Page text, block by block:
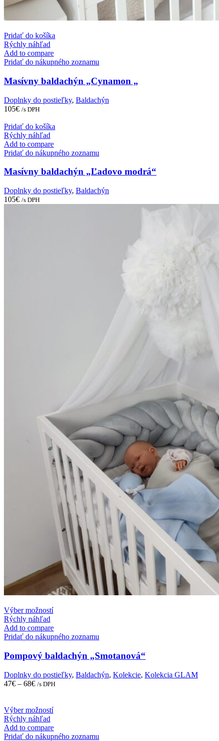
Pridať do košíka
Rýchly náhľad
Add to compare
Pridať do nákupného zoznamu
Masívny baldachýn „Cynamon „
Doplnky do postieľky, Baldachýn
105€ /s DPH
Pridať do košíka
Rýchly náhľad
Add to compare
Pridať do nákupného zoznamu
Masívny baldachýn „Ľadovo modrá“
Doplnky do postieľky, Baldachýn
105€ /s DPH
Výber možnostíThis
has
multiple
The
options
may
be
chosen
the
product
Rýchly náhľad
Add to compare
Pridať do nákupného zoznamu
Pompový baldachýn „Smotanová“
Doplnky do postieľky, Baldachýn, Kolekcie, Kolekcia GLAM
47€ – 68€ /s DPH
Výber možnostíThis
has
multiple
Rýchly náhľad
Add to compare
Pridať do nákupného zoznamu